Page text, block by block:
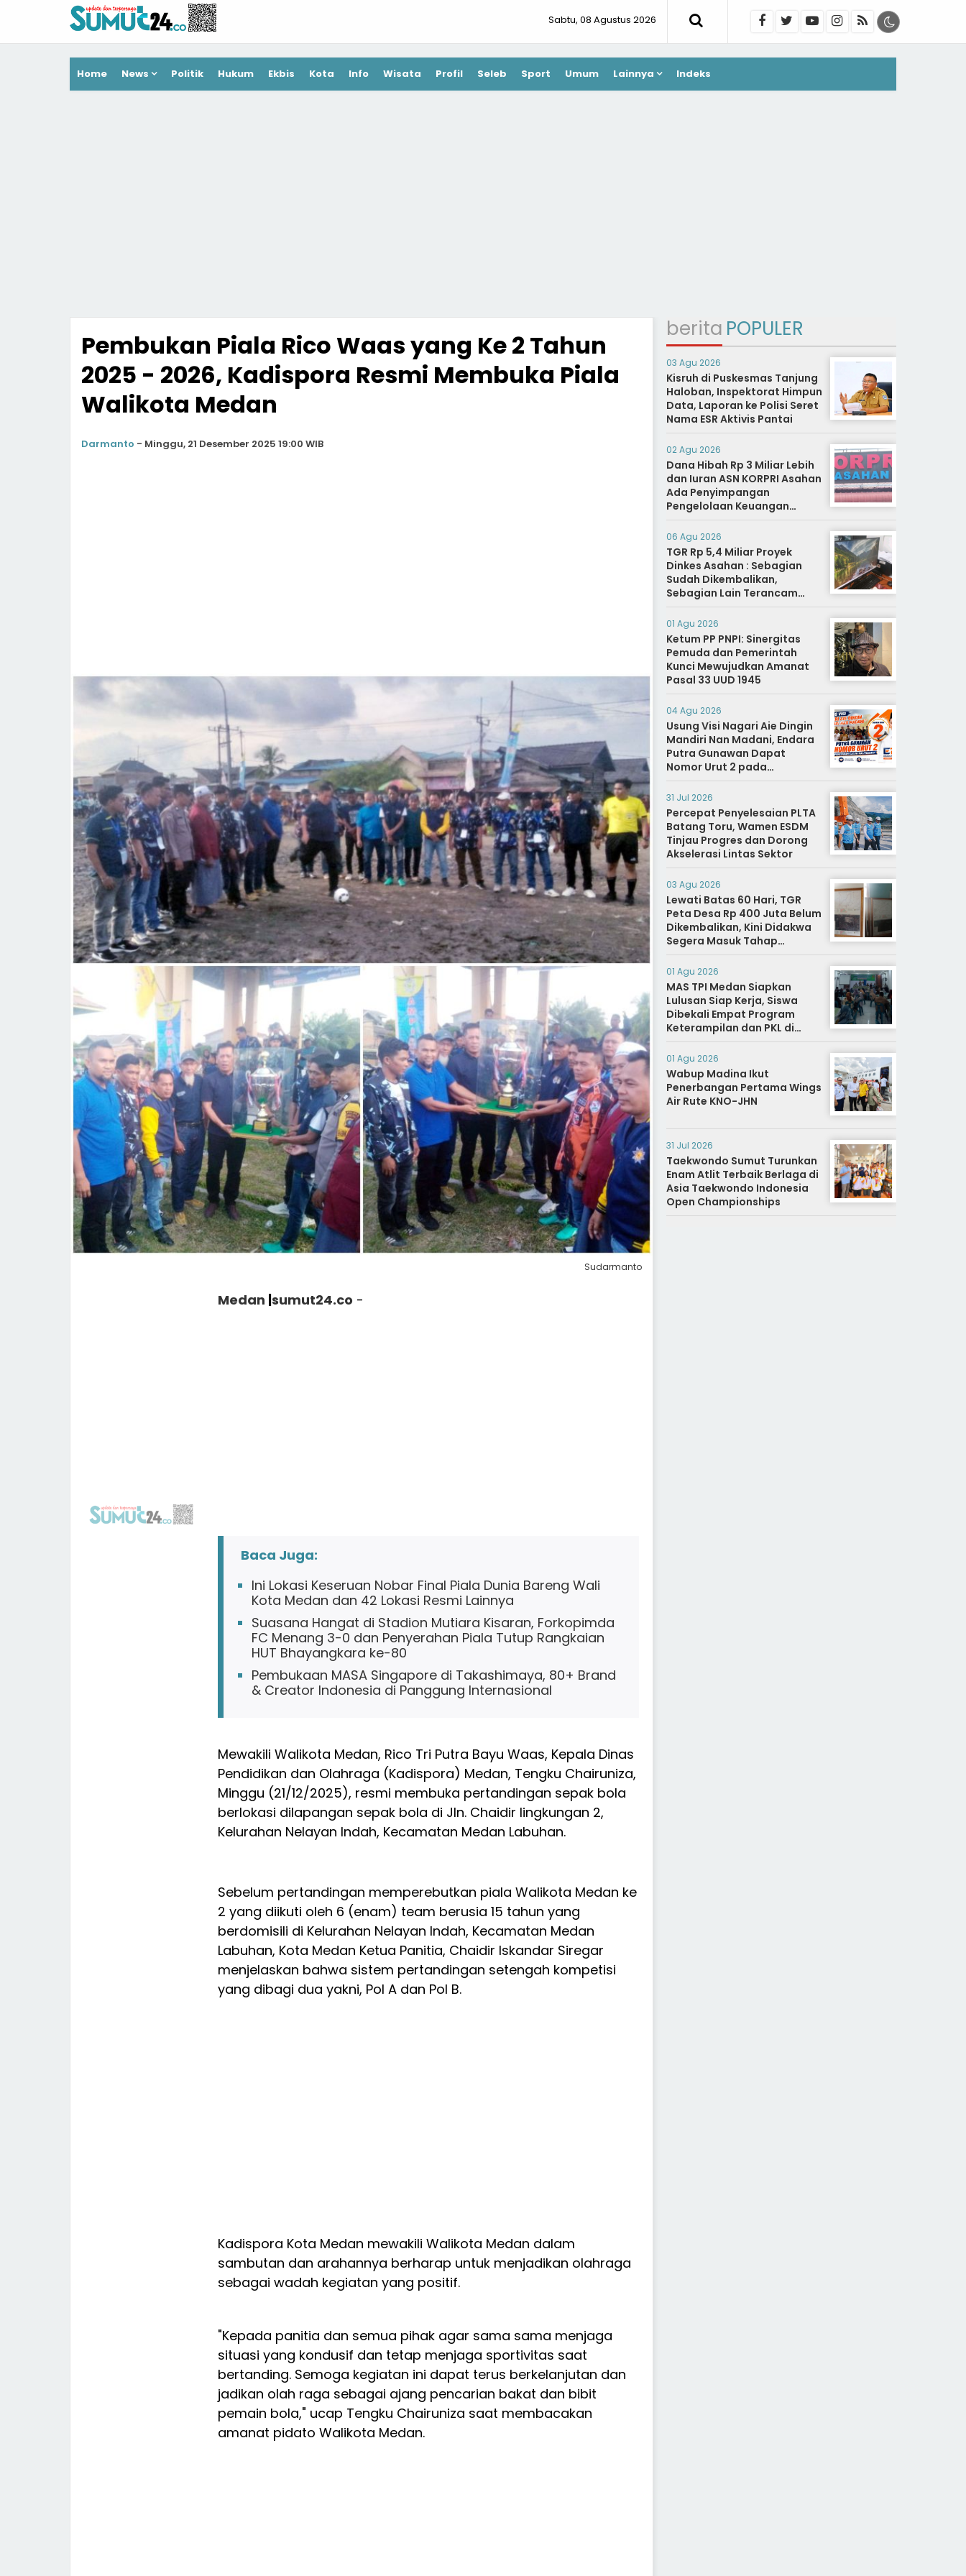
Sabtu, 08 Agustus 2026
Home News Politik Hukum Ekbis Kota Info Wisata Profil Seleb Sport Umum Lainnya Indeks
Pembukan Piala Rico Waas yang Ke 2 Tahun
2025 - 2026, Kadispora Resmi Membuka Piala
Walikota Medan
Darmanto - Minggu, 21 Desember 2025 19:00 WIB
Sudarmanto
Medan |sumut24.co -
Baca Juga:
Ini Lokasi Keseruan Nobar Final Piala Dunia Bareng Wali
Kota Medan dan 42 Lokasi Resmi Lainnya
Suasana Hangat di Stadion Mutiara Kisaran, Forkopimda
FC Menang 3-0 dan Penyerahan Piala Tutup Rangkaian
HUT Bhayangkara ke-80
Pembukaan MASA Singapore di Takashimaya, 80+ Brand
& Creator Indonesia di Panggung Internasional
Mewakili Walikota Medan, Rico Tri Putra Bayu Waas, Kepala Dinas
Pendidikan dan Olahraga (Kadispora) Medan, Tengku Chairuniza,
Minggu (21/12/2025), resmi membuka pertandingan sepak bola
berlokasi dilapangan sepak bola di Jln. Chaidir lingkungan 2,
Kelurahan Nelayan Indah, Kecamatan Medan Labuhan.
Sebelum pertandingan memperebutkan piala Walikota Medan ke
2 yang diikuti oleh 6 (enam) team berusia 15 tahun yang
berdomisili di Kelurahan Nelayan Indah, Kecamatan Medan
Labuhan, Kota Medan Ketua Panitia, Chaidir Iskandar Siregar
menjelaskan bahwa sistem pertandingan setengah kompetisi
yang dibagi dua yakni, Pol A dan Pol B.
Kadispora Kota Medan mewakili Walikota Medan dalam
sambutan dan arahannya berharap untuk menjadikan olahraga
sebagai wadah kegiatan yang positif.
"Kepada panitia dan semua pihak agar sama sama menjaga
situasi yang kondusif dan tetap menjaga sportivitas saat
bertanding. Semoga kegiatan ini dapat terus berkelanjutan dan
jadikan olah raga sebagai ajang pencarian bakat dan bibit
pemain bola," ucap Tengku Chairuniza saat membacakan
amanat pidato Walikota Medan.
berita POPULER
03 Agu 2026
Kisruh di Puskesmas Tanjung
Haloban, Inspektorat Himpun
Data, Laporan ke Polisi Seret
Nama ESR Aktivis Pantai
02 Agu 2026
Dana Hibah Rp 3 Miliar Lebih
dan Iuran ASN KORPRI Asahan
Ada Penyimpangan
Pengelolaan Keuangan
Dipertanyakan, Aparat
Diminta Segera Usut
06 Agu 2026
TGR Rp 5,4 Miliar Proyek
Dinkes Asahan : Sebagian
Sudah Dikembalikan,
Sebagian Lain Terancam
Sanksi Hukuman Berat
01 Agu 2026
Ketum PP PNPI: Sinergitas
Pemuda dan Pemerintah
Kunci Mewujudkan Amanat
Pasal 33 UUD 1945
04 Agu 2026
Usung Visi Nagari Aie Dingin
Mandiri Nan Madani, Endara
Putra Gunawan Dapat
Nomor Urut 2 pada
Penetapan Calon Wali
Nagari.
31 Jul 2026
Percepat Penyelesaian PLTA
Batang Toru, Wamen ESDM
Tinjau Progres dan Dorong
Akselerasi Lintas Sektor
03 Agu 2026
Lewati Batas 60 Hari, TGR
Peta Desa Rp 400 Juta Belum
Dikembalikan, Kini Didakwa
Segera Masuk Tahap
Penyidikan
01 Agu 2026
MAS TPI Medan Siapkan
Lulusan Siap Kerja, Siswa
Dibekali Empat Program
Keterampilan dan PKL di
Dunia Industri
01 Agu 2026
Wabup Madina Ikut
Penerbangan Pertama Wings
Air Rute KNO-JHN
31 Jul 2026
Taekwondo Sumut Turunkan
Enam Atlit Terbaik Berlaga di
Asia Taekwondo Indonesia
Open Championships